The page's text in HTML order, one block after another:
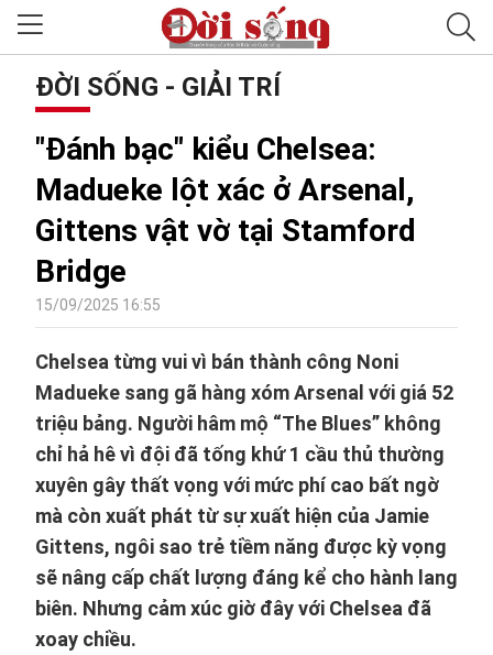
ĐỜI SỐNG - GIẢI TRÍ
"Đánh bạc" kiểu Chelsea:
Madueke lột xác ở Arsenal,
Gittens vật vờ tại Stamford
Bridge
15/09/2025 16:55
Chelsea từng vui vì bán thành công Noni
Madueke sang gã hàng xóm Arsenal với giá 52
triệu bảng. Người hâm mộ “The Blues” không
chỉ hả hê vì đội đã tống khứ 1 cầu thủ thường
xuyên gây thất vọng với mức phí cao bất ngờ
mà còn xuất phát từ sự xuất hiện của Jamie
Gittens, ngôi sao trẻ tiềm năng được kỳ vọng
sẽ nâng cấp chất lượng đáng kể cho hành lang
biên. Nhưng cảm xúc giờ đây với Chelsea đã
xoay chiều.